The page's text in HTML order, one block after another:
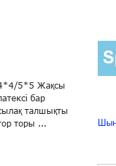
5*5 Жақсы
бар
талшықты
торы ...